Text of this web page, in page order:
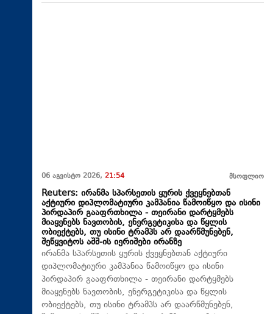
06 აგვისტო 2026, 21:54 მსოფლიო
Reuters: ირანმა სპარსეთის ყურის ქვეყნებთან
აქტიური დიპლომატიური კამპანია წამოიწყო და ისინი
პირდაპირ გააფრთხილა - თეირანი დარტყმებს
მიაყენებს ნავთობის, ენერგეტიკისა და წყლის
ობიექტებს, თუ ისინი ტრამპს არ დაარწმუნებენ,
შეწყვიტოს აშშ-ის იერიშები ირანზე
ირანმა სპარსეთის ყურის ქვეყნებთან აქტიური
დიპლომატიური კამპანია წამოიწყო და ისინი
პირდაპირ გააფრთხილა - თეირანი დარტყმებს
მიაყენებს ნავთობის, ენერგეტიკისა და წყლის
ობიექტებს, თუ ისინი ტრამპს არ დაარწმუნებენ,